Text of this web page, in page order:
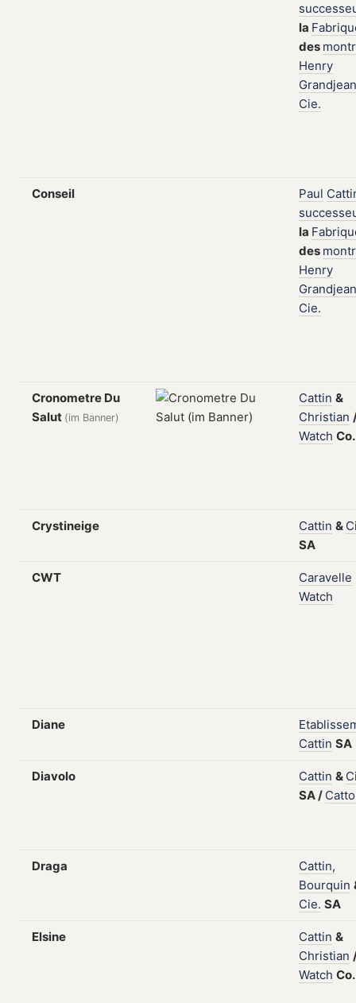
la
des
Henry
Grandjean
Cie.
Conseil Paul
la
des
Henry
Grandjean
Cie.
Cronometre Du
Salut (im Banner)
Cattin &
Christian
Watch Co.
Crystineige Cattin &
SA
CWT
Caravelle
Watch
Diane
Cattin SA
Diavolo Cattin &
SA/
Draga
Cattin,
Bourquin
Cie. SA
Elsine Cattin &
Christian
Watch Co.